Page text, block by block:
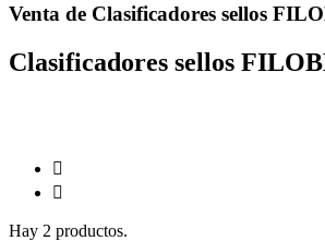
Venta de Clasificadores sellos
Clasificadores sellos


Hay 2 productos.